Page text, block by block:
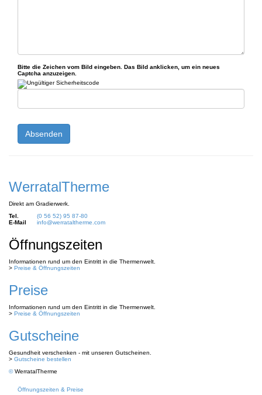
Bitte die Zeichen vom Bild eingeben. Das Bild anklicken, um ein neues
Captcha anzuzeigen.
WerratalTherme
Direkt am Gradierwerk.
Tel.
(0 56 52) 95 87-80
E-Mail
info@werrataltherme.com
Öffnungszeiten
Informationen rund um den Eintritt in die Thermenwelt.
> Preise & Öffnungszeiten
Preise
Informationen rund um den Eintritt in die Thermenwelt.
> Preise & Öffnungszeiten
Gutscheine
Gesundheit verschenken - mit unseren Gutscheinen.
> Gutscheine bestellen
©WerratalTherme
Öffnungszeiten & Preise